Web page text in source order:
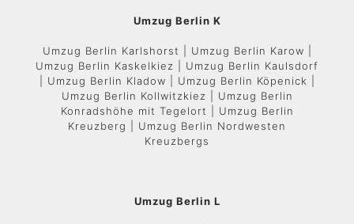
Umzug Berlin K
Umzug Berlin Karlshorst | Umzug Berlin Karow |
Umzug Berlin Kaskelkiez | Umzug Berlin Kaulsdorf
| Umzug Berlin Kladow | Umzug Berlin Köpenick |
Umzug Berlin Kollwitzkiez | Umzug Berlin
Konradshöhe mit Tegelort | Umzug Berlin
Kreuzberg | Umzug Berlin Nordwesten
Kreuzbergs
Umzug Berlin L